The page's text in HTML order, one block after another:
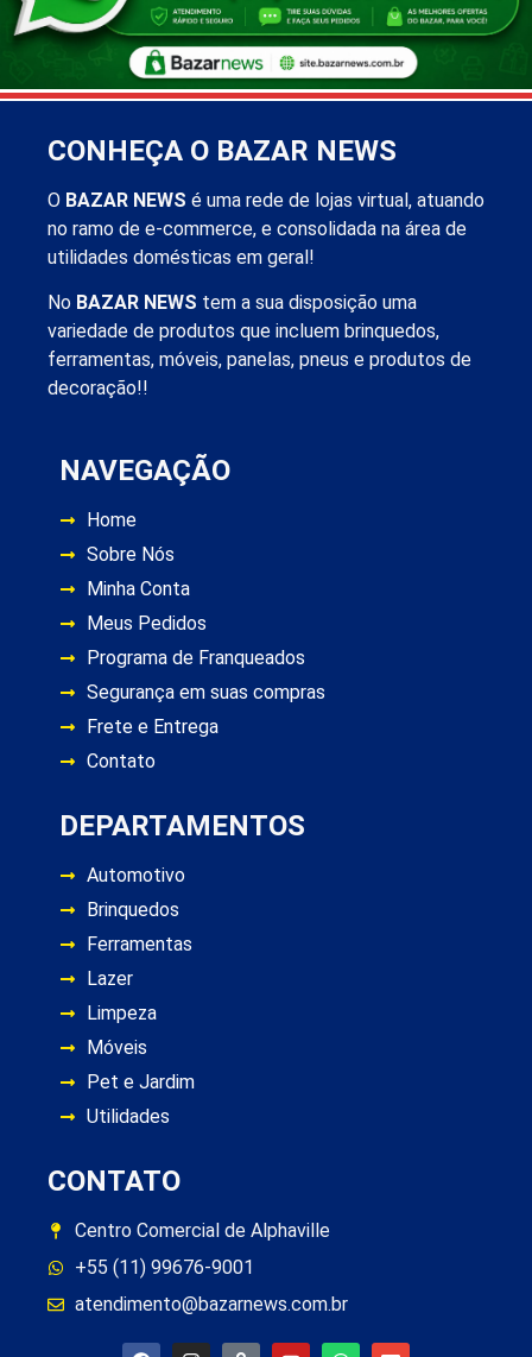
CONHEÇA O BAZAR NEWS
O BAZAR NEWS é uma rede de lojas virtual, atuando
no ramo de e-commerce, e consolidada na área de
utilidades domésticas em geral!
No BAZAR NEWS tem a sua disposição uma
variedade de produtos que incluem brinquedos,
ferramentas, móveis, panelas, pneus e produtos de
decoração!!
NAVEGAÇÃO
Home
Sobre Nós
Minha Conta
Meus Pedidos
Programa de Franqueados
Segurança em suas compras
Frete e Entrega
Contato
DEPARTAMENTOS
Automotivo
Brinquedos
Ferramentas
Lazer
Limpeza
Móveis
Pet e Jardim
Utilidades
CONTATO
Centro Comercial de Alphaville
+55 (11) 99676-9001
atendimento@bazarnews.com.br